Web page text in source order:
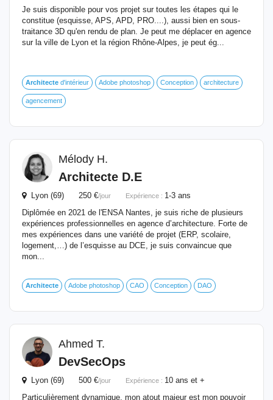
Je suis disponible pour vos projet sur toutes les étapes qui le
constitue (esquisse, APS, APD, PRO....), aussi bien en sous-
traitance 3D qu'en rendu de plan. Je peut me déplacer en agence
sur la ville de Lyon et la région Rhône-Alpes, je peut ég...
Architecte d'intérieur Adobe photoshop Conception architecture
agencement
Mélody H.
Architecte D.E
Lyon (69) 250 €/jour Expérience : 1-3 ans
Diplômée en 2021 de l'ENSA Nantes, je suis riche de plusieurs
expériences professionnelles en agence d’architecture. Forte de
mes expériences dans une variété de projet (ERP, scolaire,
logement,…) de l’esquisse au DCE, je suis convaincue que
mon...
Architecte Adobe photoshop CAO Conception DAO
Ahmed T.
DevSecOps
Lyon (69) 500 €/jour Expérience : 10 ans et +
Particulièrement dynamique, mon atout majeur est mon pouvoir